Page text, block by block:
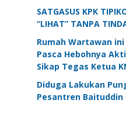
SATGASUS KPK
“LIHAT” TANPA
Rumah Wartawan
Pasca Hebohnya
Sikap Tegas Ketua
Diduga Lakukan
Pesantren